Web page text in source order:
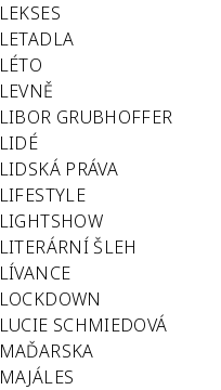
LEKSES
LETADLA
LÉTO
LEVNĚ
LIBOR GRUBHOFFER
LIDÉ
LIDSKÁ PRÁVA
LIFESTYLE
LIGHTSHOW
LITERÁRNÍ ŠLEH
LÍVANCE
LOCKDOWN
LUCIE SCHMIEDOVÁ
MAĎARSKA
MAJÁLES